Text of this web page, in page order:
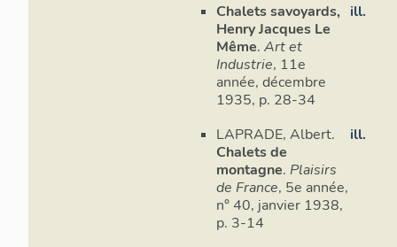
Chalets savoyards,
Henry Jacques Le
Même. Art et
Industrie, 11e
année, décembre
1935, p. 28-34
ill.
LAPRADE, Albert.
Chalets de
montagne. Plaisirs
de France, 5e année,
n° 40, janvier 1938,
p. 3-14
ill.